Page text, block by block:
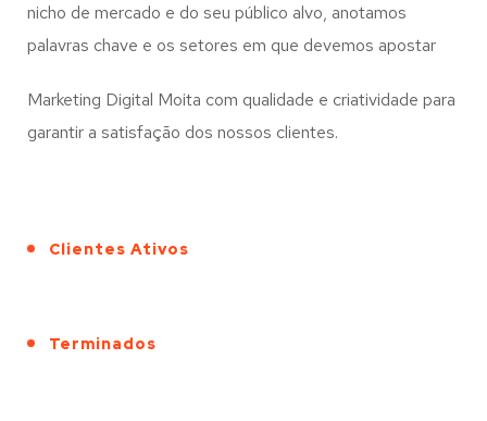
nicho de mercado e do seu público alvo, anotamos
palavras chave e os setores em que devemos apostar
Marketing Digital Moita com qualidade e criatividade para
garantir a satisfação dos nossos clientes.
Clientes Ativos
Terminados